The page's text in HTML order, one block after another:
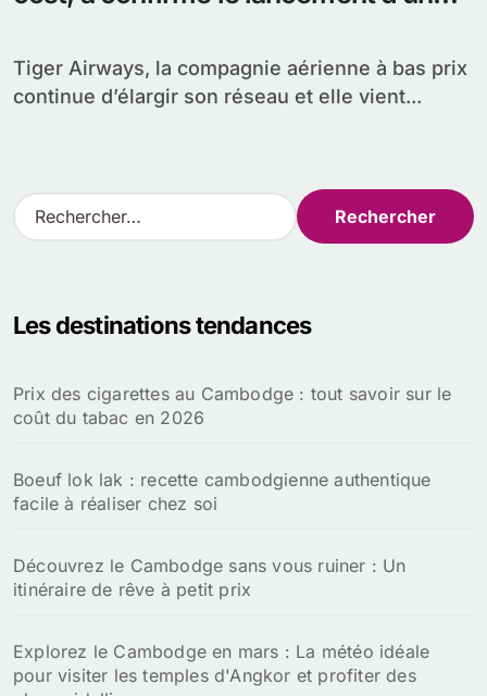
Tiger Airways, la compagnie aérienne à bas prix
continue d’élargir son réseau et elle vient...
R
e
r
e
r
Les destinations tendances
Prix des cigarettes au Cambodge : tout savoir sur le
coût du tabac en 2026
Boeuf lok lak : recette cambodgienne authentique
facile à réaliser chez soi
Découvrez le Cambodge sans vous ruiner : Un
itinéraire de rêve à petit prix
Explorez le Cambodge en mars : La météo idéale
pour visiter les temples d'Angkor et profiter des